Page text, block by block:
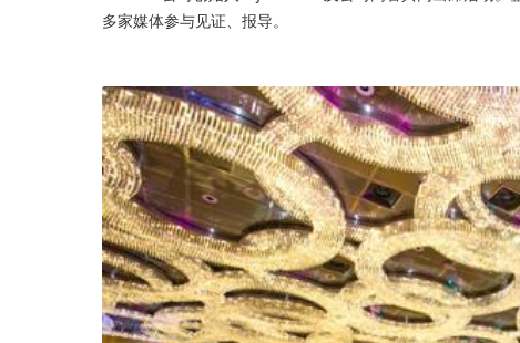
多家媒体参与见证、报导。